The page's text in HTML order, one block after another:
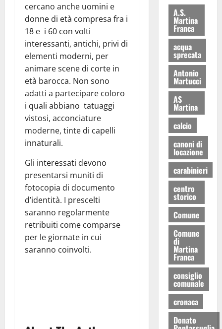
cercano anche uomini e
donne di età compresa fra i
18 e i 60 con volti
interessanti, antichi, privi di
elementi moderni, per
animare scene di corte in
età barocca. Non sono
adatti a partecipare coloro
i quali abbiano tatuaggi
vistosi, acconciature
moderne, tinte di capelli
innaturali.
Gli interessati devono
presentarsi muniti di
fotocopia di documento
d’identità. I prescelti
saranno regolarmente
retribuiti come comparse
per le giornate in cui
saranno coinvolti.
A.S.
Martina
Franca
acqua
sprecata
Antonio
Martucci
AS
Martina
calcio
canoni di
locazione
carabinieri
centro
storico
Comune
Comune
di
Martina
Franca
consiglio
comunale
cronaca
Donato